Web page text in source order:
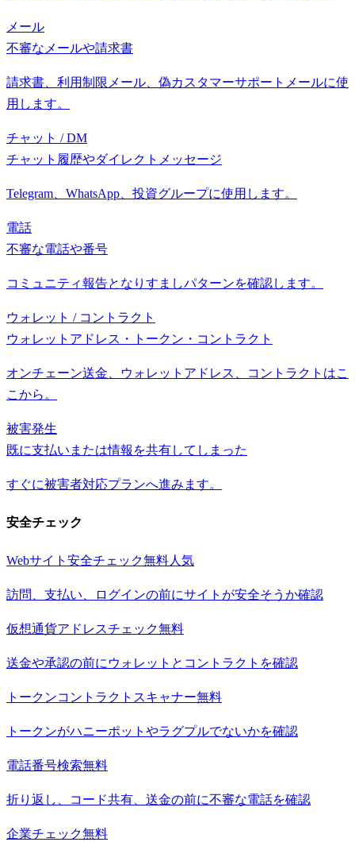
メール
不審なメールや請求書
請求書、利用制限メール、偽カスタマーサポートメールに使
用します。
チャット / DM
チャット履歴やダイレクトメッセージ
Telegram、WhatsApp、投資グループに使用します。
電話
不審な電話や番号
コミュニティ報告となりすましパターンを確認します。
ウォレット / コントラクト
ウォレットアドレス・トークン・コントラクト
オンチェーン送金、ウォレットアドレス、コントラクトはこ
こから。
被害発生
既に支払いまたは情報を共有してしまった
すぐに被害者対応プランへ進みます。
安全チェック
Webサイト安全チェック無料人気
訪問、支払い、ログインの前にサイトが安全そうか確認
仮想通貨アドレスチェック無料
送金や承認の前にウォレットとコントラクトを確認
トークンコントラクトスキャナー無料
トークンがハニーポットやラグプルでないかを確認
電話番号検索無料
折り返し、コード共有、送金の前に不審な電話を確認
企業チェック無料